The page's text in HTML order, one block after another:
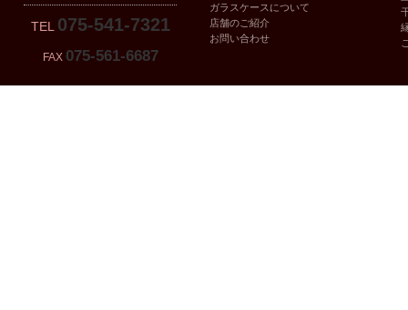
TEL 075-541-7321
FAX 075-561-6687
ガラスケースについて
店舗のご紹介
お問い合わせ